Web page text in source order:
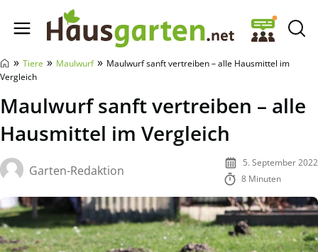
Hausgarten.net
» Tiere » Maulwurf » Maulwurf sanft vertreiben – alle Hausmittel im
Vergleich
Maulwurf sanft vertreiben – alle
Hausmittel im Vergleich
Garten-Redaktion
5. September 2022
8 Minuten